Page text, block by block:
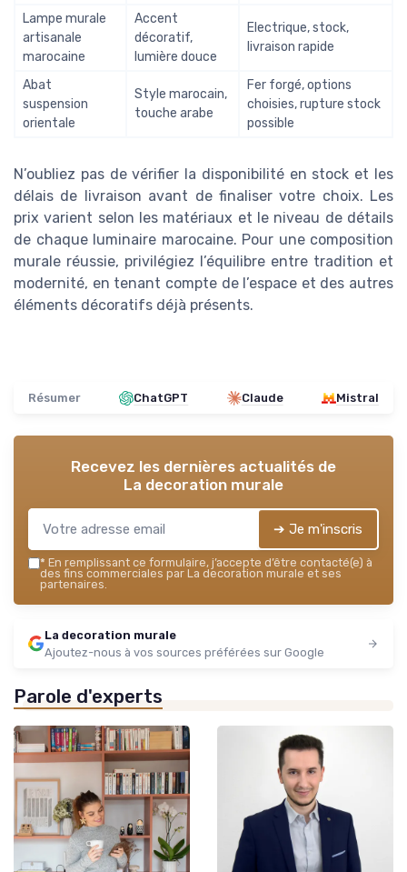
Lampe murale
artisanale
marocaine
Accent
décoratif,
lumière douce
Electrique, stock,
livraison rapide
Abat
suspension
orientale
Style marocain,
touche arabe
Fer forgé, options
choisies, rupture stock
possible
N’oubliez pas de vérifier la disponibilité en stock et les
délais de livraison avant de finaliser votre choix. Les
prix varient selon les matériaux et le niveau de détails
de chaque luminaire marocaine. Pour une composition
murale réussie, privilégiez l’équilibre entre tradition et
modernité, en tenant compte de l’espace et des autres
éléments décoratifs déjà présents.
Résumer ChatGPT Claude Mistral
Recevez les dernières actualités de
La decoration murale
➔ Je m'inscris
* En remplissant ce formulaire, j’accepte d’être contacté(e) à
des fins commerciales par La decoration murale et ses
partenaires.
La decoration murale
Ajoutez-nous à vos sources préférées sur Google
Parole d'experts